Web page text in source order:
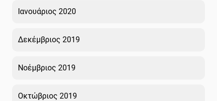
Ιανουάριος 2020
Δεκέμβριος 2019
Νοέμβριος 2019
Οκτώβριος 2019